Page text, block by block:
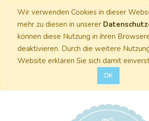
Wir verwenden Cookies in dieser
mehr zu diesen in unserer
können diese Nutzung in ihren
deaktivieren. Durch die weitere
Website erklären Sie sich damit
OK